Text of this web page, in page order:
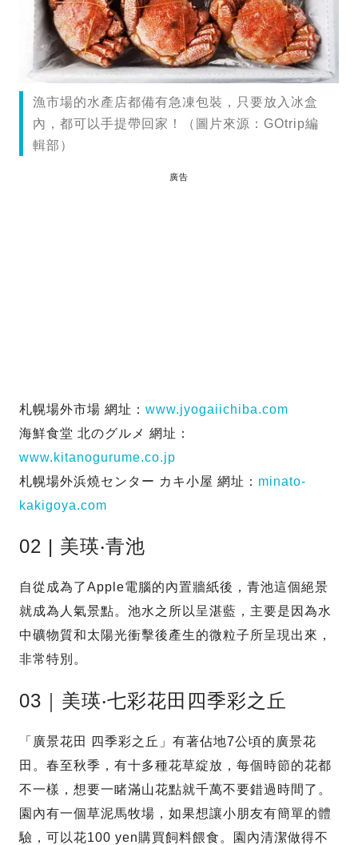
漁市場的水產店都備有急凍包裝，只要放入冰盒
內，都可以手提帶回家！（圖片來源：GOtrip編
輯部）
廣告
札幌場外市場 網址： www.jyogaiichiba.com
海鮮食堂 北のグルメ 網址：
www.kitanogurume.co.jp
札幌場外浜燒センター カキ小屋 網址： minato-
kakigoya.com
02 | 美瑛‧青池
自從成為了Apple電腦的內置牆紙後，青池這個絕景
就成為人氣景點。池水之所以呈湛藍，主要是因為水
中礦物質和太陽光衝擊後產生的微粒子所呈現出來，
非常特別。
03｜美瑛‧七彩花田四季彩之丘
「廣景花田 四季彩之丘」有著佔地7公頃的廣景花
田。春至秋季，有十多種花草綻放，每個時節的花都
不一樣，想要一睹滿山花點就千萬不要錯過時間了。
園內有一個草泥馬牧場，如果想讓小朋友有簡單的體
驗，可以花100 yen購買飼料餵食。園內清潔做得不